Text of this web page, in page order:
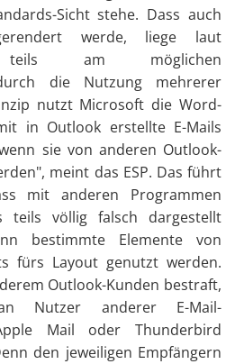
Sicht stehe. Dass auch
werde, liege laut
teils am möglichen
die Nutzung mehrerer
nutzt Microsoft die Word-
in Outlook erstellte E-Mails
sie von anderen Outlook-
meint das ESP. Das führt
mit anderen Programmen
teils völlig falsch dargestellt
bestimmte Elemente von
fürs Layout genutzt werden.
Outlook-Kunden bestraft,
Nutzer anderer E-Mail-
Mail oder Thunderbird
den jeweiligen Empfängern